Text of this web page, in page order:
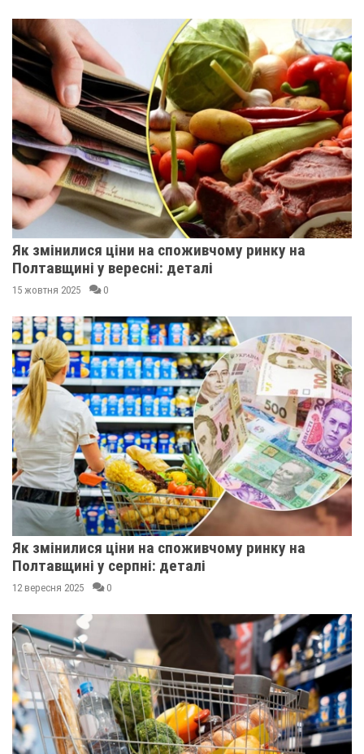
Як змінилися ціни на споживчому ринку на
Полтавщині у вересні: деталі
15 жовтня 2025 0
Як змінилися ціни на споживчому ринку на
Полтавщині у серпні: деталі
12 вересня 2025 0